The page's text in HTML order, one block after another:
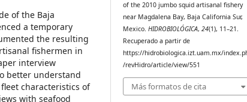
of the Baja
a temporary
the resulting
fishermen in
interview
better understand
characteristics of
with seafood
of the 2010 jumbo squid artisanal fishery
near Magdalena Bay, Baja California Sur,
Mexico.HIDROBIOLÓGICA,24(1), 11–21.
Recuperado a partir de
https://hidrobiologica.izt.uam.mx/
/revHidro/article/view/551
Más formatos de cita